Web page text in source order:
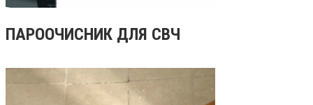
ПАРООЧИСНИК ДЛЯ СВЧ